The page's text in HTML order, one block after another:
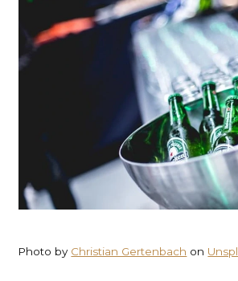
Photo by Christian Gertenbach on